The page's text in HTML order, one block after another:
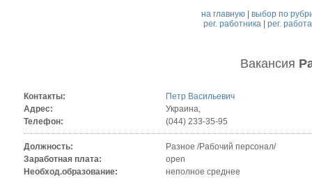
на главную |выбор по
рег. работника| рег.
Вакансия
Контакты:
Петр Васильевич
Адрес:
Украина,
Телефон:
(044) 233-35-95
Должность:
Разное /Рабочий персонал/
Заработная плата:
open
Необход.образование:
неполное среднее